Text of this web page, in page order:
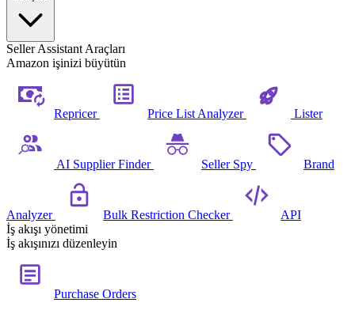
Seller Assistant Araçları
Amazon işinizi büyütün
Repricer Price List Analyzer Lister
AI Supplier Finder Seller Spy Brand
Analyzer Bulk Restriction Checker
API
İş akışı yönetimi
İş akışınızı düzenleyin
Purchase Orders